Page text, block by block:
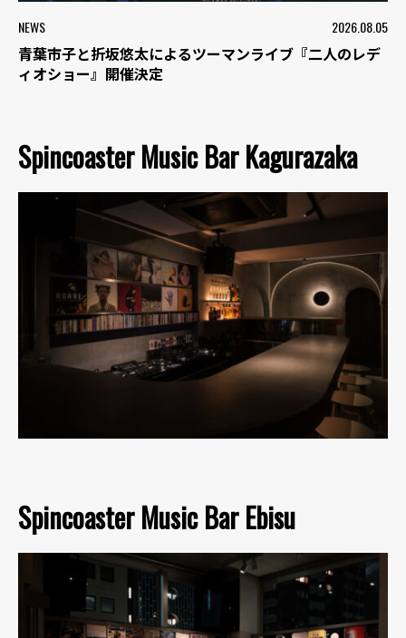
NEWS 2026.08.05
青葉市子と折坂悠太によるツーマンライブ『二人のレデ
ィオショー』開催決定
Spincoaster Music Bar Kagurazaka
Spincoaster Music Bar Ebisu